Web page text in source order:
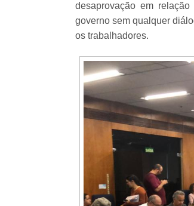
desaprovação em
governo sem qualquer
os trabalhadores.